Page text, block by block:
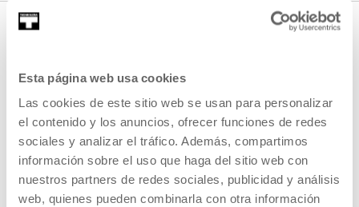
Esta página web usa cookies
Las cookies de este sitio web se usan para personalizar
el contenido y los anuncios, ofrecer funciones de redes
sociales y analizar el tráfico. Además, compartimos
información sobre el uso que haga del sitio web con
nuestros partners de redes sociales, publicidad y análisis
web, quienes pueden combinarla con otra información
AGENDA